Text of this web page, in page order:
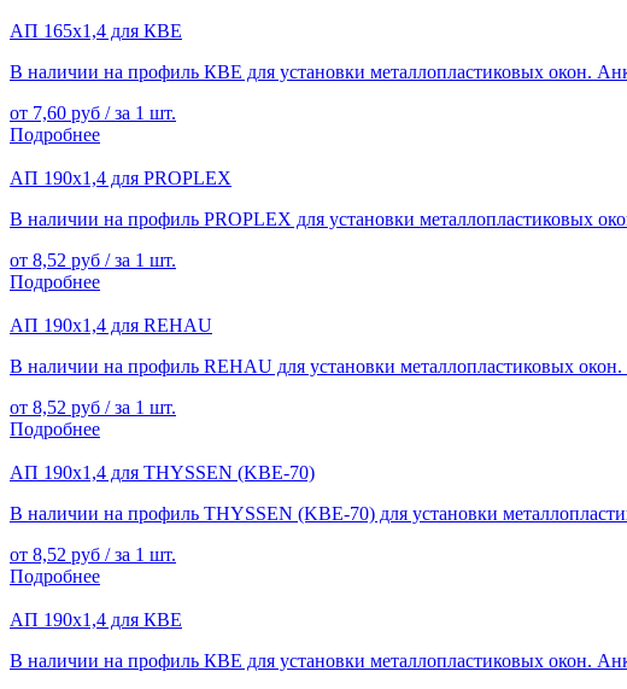
АП 165х1,4 для КВЕ
В наличии на профиль КВЕ для установки металлопластиковых окон.
от 7,60 руб / за 1 шт.
Подробнее
АП 190х1,4 для PROPLEX
В наличии на профиль PROPLEX для установки металлопластиковых
от 8,52 руб / за 1 шт.
Подробнее
АП 190х1,4 для REHAU
В наличии на профиль REHAU для установки металлопластиковых
от 8,52 руб / за 1 шт.
Подробнее
АП 190х1,4 для THYSSEN (KBE-70)
В наличии на профиль THYSSEN (KBE-70) для установки
от 8,52 руб / за 1 шт.
Подробнее
АП 190х1,4 для КВЕ
В наличии на профиль КВЕ для установки металлопластиковых окон.